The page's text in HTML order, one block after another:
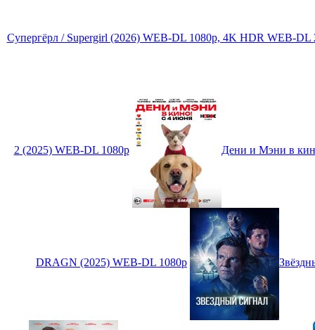
Супергёрл / Supergirl (2026) WEB-DL 1080p, 4K HDR WEB-DL
2 (2025) WEB-DL 1080p Дени и Мэни в
DRAGN (2025) WEB-DL 1080p